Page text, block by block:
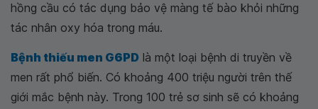
hồng cầu có tác dụng bảo vệ màng tế bào khỏi những
tác nhân oxy hóa trong máu.
Bệnh thiếu men G6PD là một loại bệnh di truyền về
men rất phổ biến. Có khoảng 400 triệu người trên thế
giới mắc bệnh này. Trong 100 trẻ sơ sinh sẽ có khoảng